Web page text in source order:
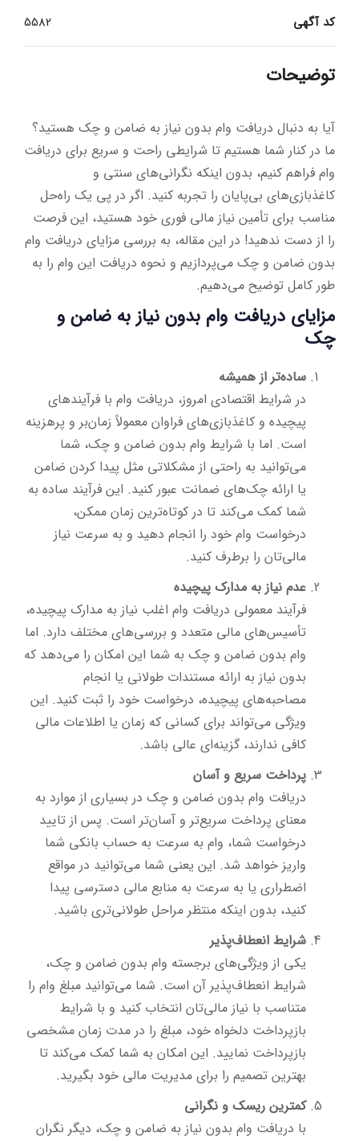
کد آگهی 5582
توضیحات
آیا به دنبال دریافت وام بدون نیاز به ضامن و چک هستید؟
ما در کنار شما هستیم تا شرایطی راحت و سریع برای دریافت
وام فراهم کنیم، بدون اینکه نگرانی‌های سنتی و
کاغذبازی‌های بی‌پایان را تجربه کنید. اگر در پی یک راه‌حل
مناسب برای تأمین نیاز مالی فوری خود هستید، این فرصت
را از دست ندهید! در این مقاله، به بررسی مزایای دریافت وام
بدون ضامن و چک می‌پردازیم و نحوه دریافت این وام را به
طور کامل توضیح می‌دهیم.
مزایای دریافت وام بدون نیاز به ضامن و
چک
ساده‌تر از همیشه
در شرایط اقتصادی امروز، دریافت وام با فرآیندهای
پیچیده و کاغذبازی‌های فراوان معمولاً زمان‌بر و پرهزینه
است. اما با شرایط وام بدون ضامن و چک، شما
می‌توانید به راحتی از مشکلاتی مثل پیدا کردن ضامن
یا ارائه چک‌های ضمانت عبور کنید. این فرآیند ساده به
شما کمک می‌کند تا در کوتاه‌ترین زمان ممکن،
درخواست وام خود را انجام دهید و به سرعت نیاز
مالی‌تان را برطرف کنید.
عدم نیاز به مدارک پیچیده
فرآیند معمولی دریافت وام اغلب نیاز به مدارک پیچیده،
تأسیس‌های مالی متعدد و بررسی‌های مختلف دارد. اما
وام بدون ضامن و چک به شما این امکان را می‌دهد که
بدون نیاز به ارائه مستندات طولانی یا انجام
مصاحبه‌های پیچیده، درخواست خود را ثبت کنید. این
ویژگی می‌تواند برای کسانی که زمان یا اطلاعات مالی
کافی ندارند، گزینه‌ای عالی باشد.
پرداخت سریع و آسان
دریافت وام بدون ضامن و چک در بسیاری از موارد به
معنای پرداخت سریع‌تر و آسان‌تر است. پس از تایید
درخواست شما، وام به سرعت به حساب بانکی شما
واریز خواهد شد. این یعنی شما می‌توانید در مواقع
اضطراری یا به سرعت به منابع مالی دسترسی پیدا
کنید، بدون اینکه منتظر مراحل طولانی‌تری باشید.
شرایط انعطاف‌پذیر
یکی از ویژگی‌های برجسته وام بدون ضامن و چک،
شرایط انعطاف‌پذیر آن است. شما می‌توانید مبلغ وام را
متناسب با نیاز مالی‌تان انتخاب کنید و با شرایط
بازپرداخت دلخواه خود، مبلغ را در مدت زمان مشخصی
بازپرداخت نمایید. این امکان به شما کمک می‌کند تا
بهترین تصمیم را برای مدیریت مالی خود بگیرید.
کمترین ریسک و نگرانی
با دریافت وام بدون نیاز به ضامن و چک، دیگر نگران